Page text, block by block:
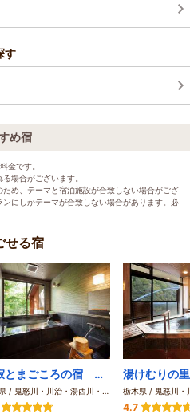
す
め宿
金です。
場合がございます。
め、テーマと宿泊施設が合致しない場合がござ
にしかテーマが合致しない場合があります。必
せる宿
静寂とまごころの宿 七重八重
栃木県 / 鬼怒川・川治・湯西川・川俣
湯けむりの
4.7